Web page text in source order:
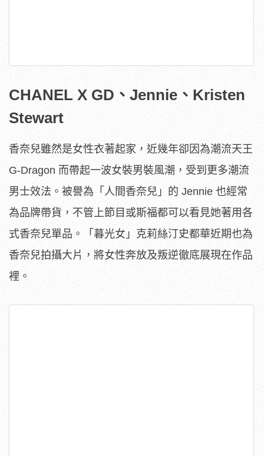
CHANEL X GD、Jennie、Kristen
Stewart
香奈兒雖然是女性衣著起家，近幾年卻因為潮流天王
G-Dragon 而帶起一波女裝男裝風潮，受到更多潮流
男士效法。被譽為「人間香奈兒」的 Jennie 也經常
為品牌帶貨，不管上節目或斯福都可以看見她著用各
式香奈兒單品。「暮光女」克莉絲汀史都華近期也為
香奈兒拍攝大片，將女性奔放及叛逆徹底展現在作品
裡。